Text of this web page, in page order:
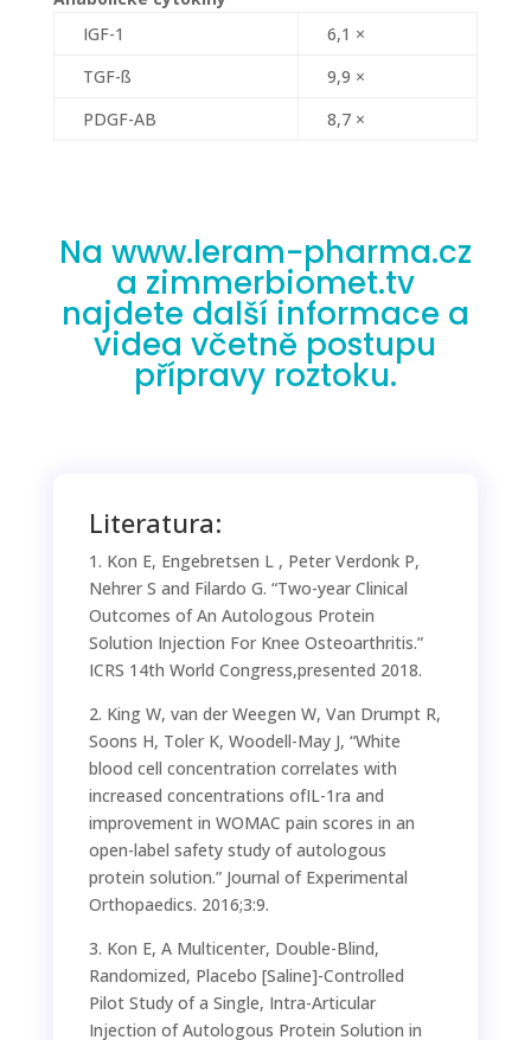
IGF-1
6,1 ×
TGF-ß
9,9 ×
PDGF-AB
8,7 ×
Na www.leram-pharma.cz
a zimmerbiomet.tv
najdete další informace a
videa včetně postupu
přípravy roztoku.
Literatura:
1. Kon E, Engebretsen L , Peter Verdonk P,
Nehrer S and Filardo G. “Two-year Clinical
Outcomes of An Autologous Protein
Solution Injection For Knee Osteoarthritis.”
ICRS 14th World Congress,presented 2018.
2. King W, van der Weegen W, Van Drumpt R,
Soons H, Toler K, Woodell-May J, “White
blood cell concentration correlates with
increased concentrations ofIL-1ra and
improvement in WOMAC pain scores in an
open-label safety study of autologous
protein solution.” Journal of Experimental
Orthopaedics. 2016;3:9.
3. Kon E, A Multicenter, Double-Blind,
Randomized, Placebo [Saline]-Controlled
Pilot Study of a Single, Intra-Articular
Injection of Autologous Protein Solution in